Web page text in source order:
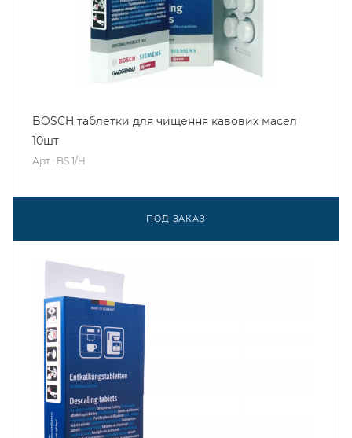
BOSCH таблетки для чищення кавових масел
10шт
Арт.: BS 1/H
ПОД ЗАКАЗ